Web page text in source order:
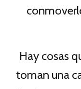
Hay cosas
toman una